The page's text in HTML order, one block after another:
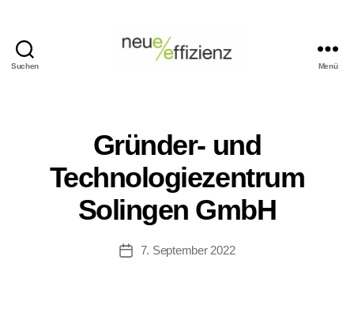
Suchen
gemeinnützige
GmbH
Menü
Gründer- und
Technologiezentrum
Solingen GmbH
Veröffentlichungsdatum
7. September 2022